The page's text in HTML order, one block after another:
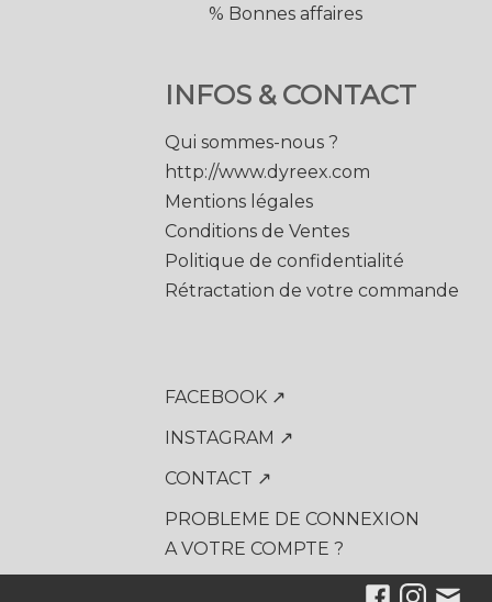
% Bonnes affaires
INFOS & CONTACT
Qui sommes-nous ?
http://www.dyreex.com
Mentions légales
Conditions de Ventes
Politique de confidentialité
Rétractation de votre commande
FACEBOOK ↗
INSTAGRAM ↗
CONTACT ↗
PROBLEME DE CONNEXION
A VOTRE COMPTE ?